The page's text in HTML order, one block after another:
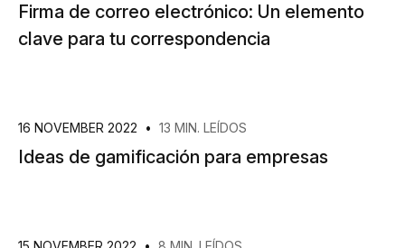
Firma de correo electrónico: Un elemento
clave para tu correspondencia
16 NOVEMBER 2022 • 13 MIN. LEÍDOS
Ideas de gamificación para empresas